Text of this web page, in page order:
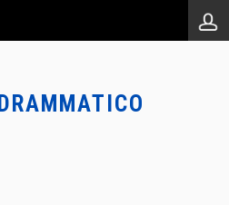
DRAMMATICO